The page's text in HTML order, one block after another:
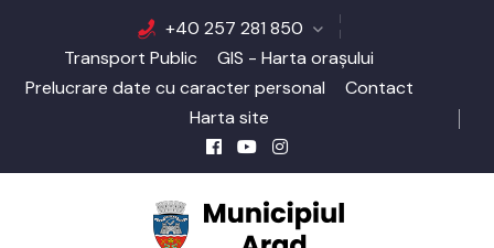
+40 257 281 850
Transport Public
GIS - Harta orașului
Prelucrare date cu caracter personal
Contact
Harta site